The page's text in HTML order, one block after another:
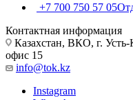
+7 700 750 57 05
Контактная информация
Казахстан, ВКО, г. Усть-
офис 15
info@tok.kz
Instagram